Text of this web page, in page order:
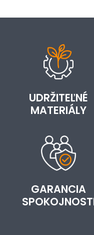
UDRŽITEĽNÉ
MATERIÁLY
GARANCIA